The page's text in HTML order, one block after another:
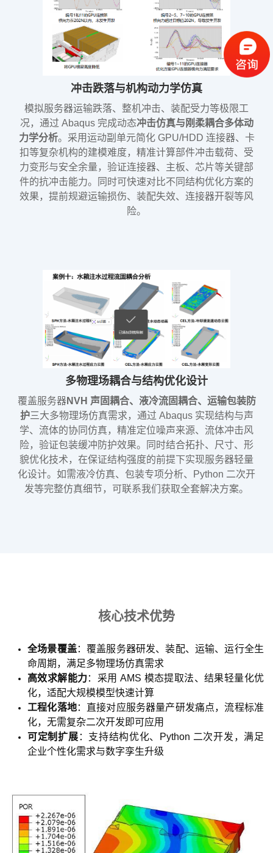
冲击跌落与机构动力学仿真
模拟服务器运输跌落、整机冲击、装配受力等极限工
况，通过 Abaqus 完成动态冲击仿真与刚柔耦合多体动
力学分析。采用运动副单元简化 GPU/HDD 连接器、卡
扣等复杂机构的建模难度，精准计算部件冲击载荷、受
力变形与安全余量，验证连接器、主板、芯片等关键部
件的抗冲击能力。同时可快速对比不同结构优化方案的
效果，提前规避运输损伤、装配失效、连接器开裂等风
险。
多物理场耦合与结构优化设计
覆盖服务器NVH 声固耦合、液冷流固耦合、运输包装防
护三大多物理场仿真需求，通过 Abaqus 实现结构与声
学、流体的协同仿真，精准定位噪声来源、流体冲击风
险，验证包装缓冲防护效果。同时结合拓扑、尺寸、形
貌优化技术，在保证结构强度的前提下实现服务器轻量
化设计。如需液冷仿真、包装专项分析、Python 二次开
发等完整仿真细节，可联系我们获取全套解决方案。
核心技术优势
全场景覆盖：覆盖服务器研发、装配、运输、运行全生
命周期，满足多物理场仿真需求
高效求解能力：采用 AMS 模态提取法、结果轻量化优
化，适配大规模模型快速计算
工程化落地：直接对应服务器量产研发痛点，流程标准
化，无需复杂二次开发即可应用
可定制扩展 ：支持结构优化、Python 二次开发，满足
企业个性化需求与数字孪生升级